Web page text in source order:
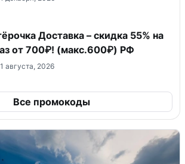
Доставка – скидка 55% на
от 700₽! (макс.600₽) РФ
августа, 2026
Все промокоды